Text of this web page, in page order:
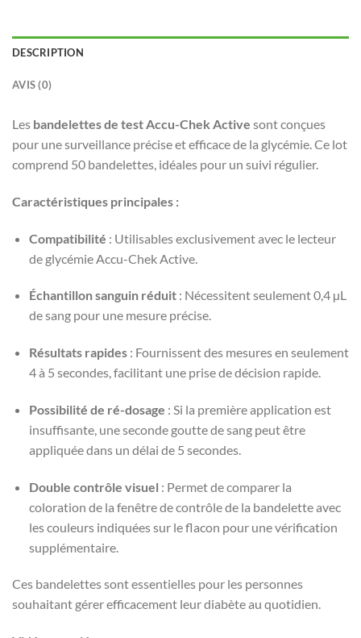
DESCRIPTION
AVIS (0)
Les bandelettes de test Accu-Chek Active sont conçues
pour une surveillance précise et efficace de la glycémie. Ce lot
comprend 50 bandelettes, idéales pour un suivi régulier.
Caractéristiques principales :
Compatibilité : Utilisables exclusivement avec le lecteur
de glycémie Accu-Chek Active.
Échantillon sanguin réduit: Nécessitent seulement 0,4 µL
de sang pour une mesure précise.
Résultats rapides: Fournissent des mesures en seulement
4 à 5 secondes, facilitant une prise de décision rapide.
Possibilité de ré-dosage : Si la première application est
insuffisante, une seconde goutte de sang peut être
appliquée dans un délai de 5 secondes.
Double contrôle visuel : Permet de comparer la
coloration de la fenêtre de contrôle de la bandelette avec
les couleurs indiquées sur le flacon pour une vérification
supplémentaire.
Ces bandelettes sont essentielles pour les personnes
souhaitant gérer efficacement leur diabète au quotidien.